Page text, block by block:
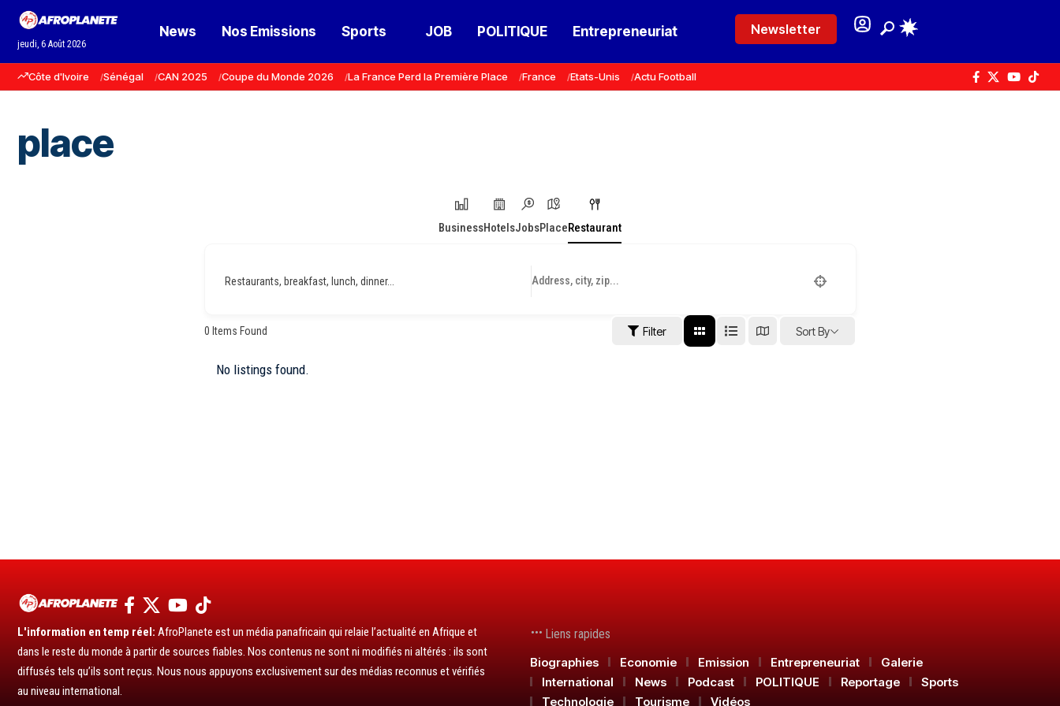
jeudi, 6 Août 2026
News Nos Emissions Sports JOB POLITIQUE Entrepreneuriat Newsletter
Côte d'Ivoire Sénégal CAN 2025 Coupe du Monde 2026 La France Perd la Première Place France Etats-Unis Actu Football
place
BusinessHotelsJobsPlaceRestaurant
Restaurants, breakfast, lunch, dinner...
0 Items Found Filter Sort By
No listings found.
L'information en temp réel: AfroPlanete est un média panafricain qui relaie l’actualité en Afrique et
dans le reste du monde à partir de sources fiables. Nos contenus ne sont ni modifiés ni altérés : ils sont
diffusés tels qu’ils sont reçus. Nous nous appuyons exclusivement sur des médias reconnus et vérifiés
au niveau international.
Liens rapides
Biographies
Economie Emission Entrepreneuriat
Galerie
International
News Podcast POLITIQUE Reportage
Sports
Technologie
Tourisme Vidéos